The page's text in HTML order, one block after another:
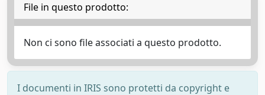
File in questo prodotto:
Non ci sono file associati a questo prodotto.
I documenti in IRIS sono protetti da copyright e